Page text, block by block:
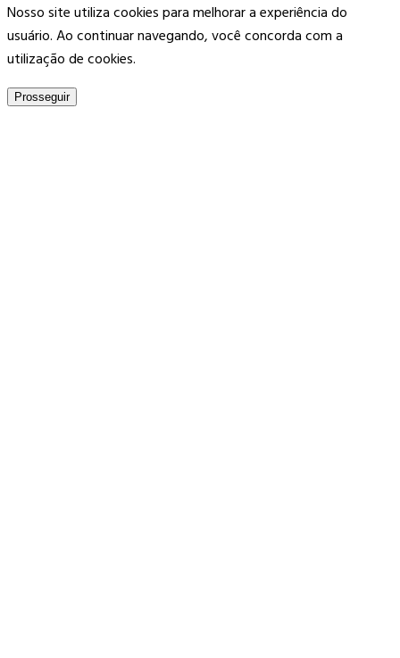
Nosso site utiliza cookies para melhorar a experiência do
usuário. Ao continuar navegando, você concorda com a
utilização de cookies.
Prosseguir